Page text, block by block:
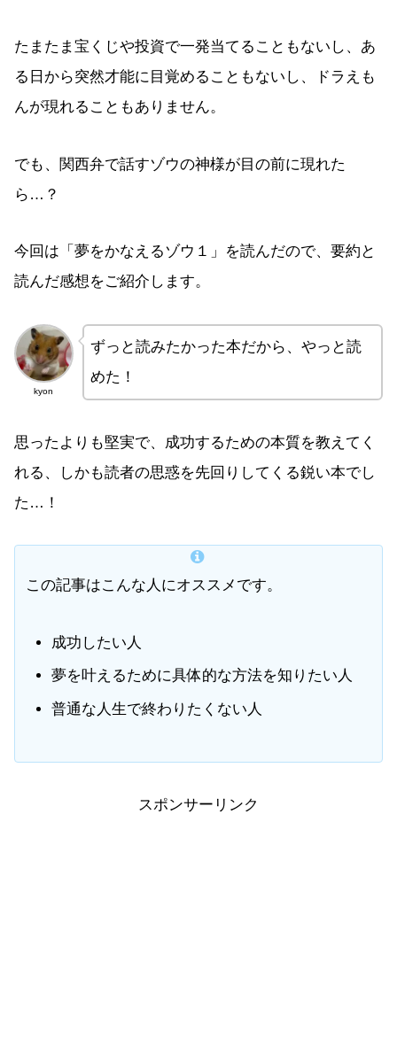
たまたま宝くじや投資で一発当てることもないし、あ
る日から突然才能に目覚めることもないし、ドラえも
んが現れることもありません。
でも、関西弁で話すゾウの神様が目の前に現れた
ら…？
今回は「夢をかなえるゾウ１」を読んだので、要約と
読んだ感想をご紹介します。
kyon
ずっと読みたかった本だから、やっと読
めた！
思ったよりも堅実で、成功するための本質を教えてく
れる、しかも読者の思惑を先回りしてくる鋭い本でし
た…！
この記事はこんな人にオススメです。
成功したい人
夢を叶えるために具体的な方法を知りたい人
普通な人生で終わりたくない人
スポンサーリンク